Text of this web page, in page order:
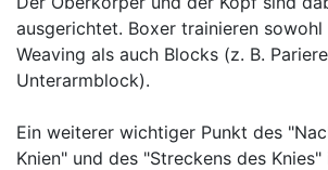
ausgerichtet. Boxer trainieren sowohl
Weaving als auch Blocks (z. B.
Unterarmblock).
Ein weiterer wichtiger Punkt des
Knien" und des "Streckens des